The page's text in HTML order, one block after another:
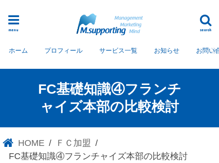
search
menu
ホーム プロフィール サービス一覧 お知らせ お問い
FC基礎知識④フランチ
ャイズ本部の比較検討
HOME
ＦＣ加盟
FC基礎知識④フランチャイズ本部の比較検討